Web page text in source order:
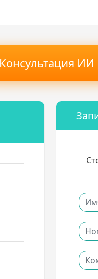
Консультация ИИ